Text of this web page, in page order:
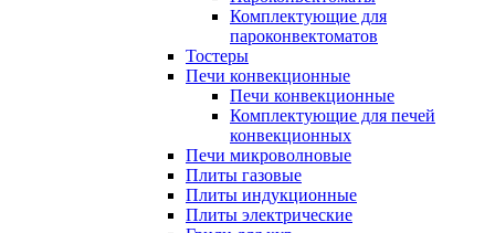
Комплектующие для
пароконвектоматов
Тостеры
Печи конвекционные
Печи конвекционные
Комплектующие для печей
конвекционных
Печи микроволновые
Плиты газовые
Плиты индукционные
Плиты электрические